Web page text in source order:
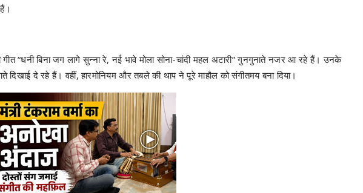
गीत “धनी बिना जग लागे सुन्ना रे, नई भावे मोला सोना-चांदी महल अटारी” गुनगुनाते नजर आ रहे हैं। उनके
दे रहे हैं। वहीं, हारमोनियम और तबले की थाप ने पूरे माहौल को संगीतमय बना दिया।